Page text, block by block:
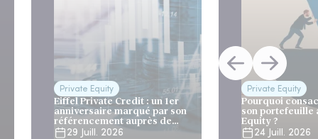
Private Equity
Eiffel Private Credit : un 1er
anniversaire marqué par son
référencement auprès de
Generali et AG2R la Mondiale
29 Juill. 2026
Private Equity
Pourquoi
son portefeuille
Equity ?
24 Juill. 2026